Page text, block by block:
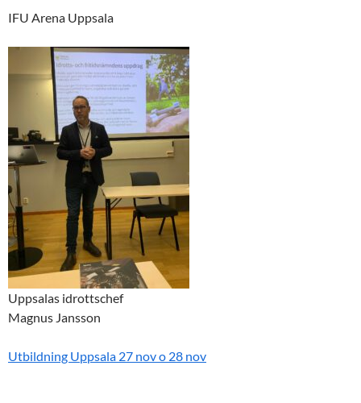
IFU Arena Uppsala
Uppsalas idrottschef
Magnus Jansson
Utbildning Uppsala 27 nov o 28 nov